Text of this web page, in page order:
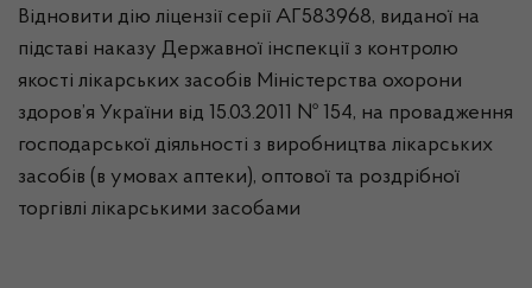
Відновити дію ліцензії серії АГ583968, виданої на
підставі наказу Державної інспекції з контролю
якості лікарських засобів Міністерства охорони
здоров’я України від 15.03.2011 № 154, на провадження
господарської діяльності з виробництва лікарських
засобів (в умовах аптеки), оптової та роздрібної
торгівлі лікарськими засобами